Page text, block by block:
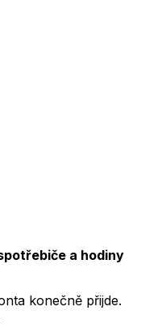
a hodiny
konečně přijde.